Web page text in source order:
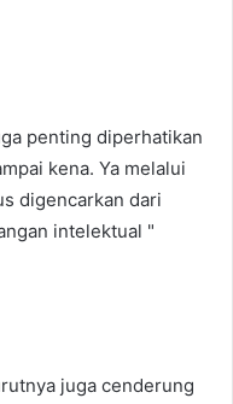
penting diperhatikan
kena. Ya melalui
digencarkan dari
intelektual "
juga cenderung